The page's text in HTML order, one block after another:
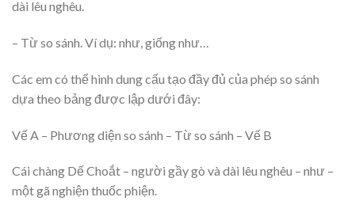
dài lêu nghêu.
– Từ so sánh. Ví dụ: như, giống như…
Các em có thể hình dung cấu tạo đầy đủ của phép so sánh
dựa theo bảng được lập dưới đây:
Vế A – Phương diện so sánh – Từ so sánh – Vế B
Cái chàng Dế Choắt – người gầy gò và dài lêu nghêu – như –
một gã nghiện thuốc phiện.